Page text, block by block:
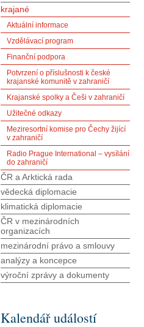
krajané
Aktuální informace
Vzdělávací program
Finanční podpora
Potvrzení o příslušnosti k české
krajanské komunitě v zahraničí
Krajanské spolky a Češi v zahraničí
Užitečné odkazy
Meziresortní komise pro Čechy žijící
v zahraničí
Radio Prague International – vysílání
do zahraničí
ČR a Arktická rada
vědecká diplomacie
klimatická diplomacie
ČR v mezinárodních
organizacích
mezinárodní právo a smlouvy
analýzy a koncepce
výroční zprávy a dokumenty
Kalendář událostí